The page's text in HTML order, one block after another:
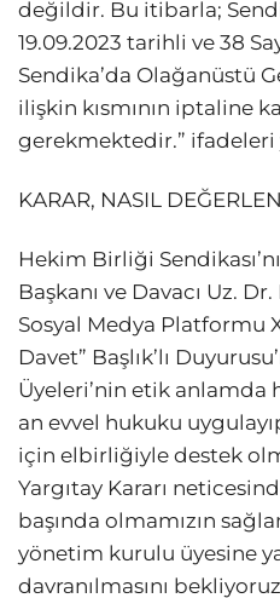
değildir. Bu itibarla;
19.09.2023 tarihli ve 38
Sendika’da Olağanüstü
ilişkin kısmının iptaline
gerekmektedir.” ifadeleri
KARAR, NASIL
Hekim Birliği
Başkanı ve Davacı Uz.
Sosyal Medya Platformu
Davet” Başlık’lı
Üyeleri’nin etik
an evvel hukuku
için elbirliğiyle destek
Yargıtay Kararı
başında olmamızın
yönetim kurulu üyesine
davranılmasını